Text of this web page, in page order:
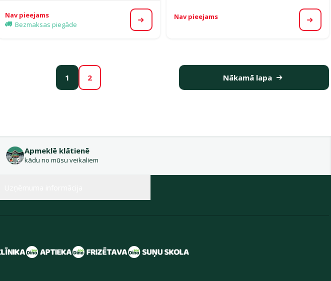
Nav pieejams
Bezmaksas piegāde
Apskatīt
Nav pieejams
1 2 Nākamā lapa
Apmeklē klātienē
kādu no mūsu veikaliem